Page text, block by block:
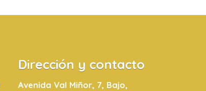
Dirección y contacto
Avenida Val Miñor, 7, Bajo,